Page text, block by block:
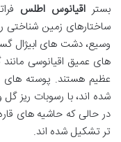
بستراقیانوس اطلس
ساختارهای زمین شناختی
وسیع، دشت های ابیژال
های عمیق اقیانوسی مانند
عظیم هستند. پوسته های
شده اند، با رسوبات ریز
در حالی که حاشیه های
تر تشکیل شده اند.